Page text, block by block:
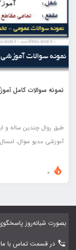
نمونه سوالات کامل
طبق روال چندین ساله و
آموزشی مدیو سوال، امسال
بصورت شبانه‌روز
در قسمت تماس با ما